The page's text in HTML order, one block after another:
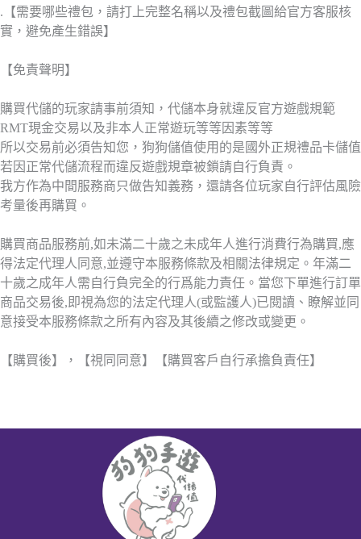
.【需要哪些禮包，請打上完整名稱以及禮包截圖給官方客服核
實，避免產生錯誤】
【免責聲明】
購買代儲的玩家請事前須知，代儲本身就違反官方遊戲規範
RMT現金交易以及非本人正常遊玩等等因素等等
所以交易前必須告知您，狗狗儲值使用的是國外正規禮品卡儲值
若因正常代儲流程而違反遊戲規章被鎖請自行負責。
我方作為中間服務商只做告知義務，還請各位玩家自行評估風險
考量後再購買。
購買商品服務前,如未滿二十歲之未成年人進行消費行為購買,應
得法定代理人同意,並遵守本服務條款及相關法律規定。年滿二
十歲之成年人需自行負完全的行爲能力責任。當您下單進行訂單
商品交易後,即視為您的法定代理人(或監護人)已閱讀、瞭解並同
意接受本服務條款之所有內容及其後續之修改或變更。
【購買後】，【視同同意】【購買客戶自行承擔負責任】